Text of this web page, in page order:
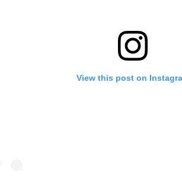
View this post on